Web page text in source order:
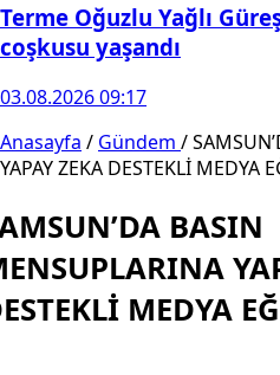
Terme Oğuzlu Yağlı
coşkusu yaşandı
03.08.2026 09:17
Anasayfa / Gündem /
YAPAY ZEKA DESTEKLİ MEDYA
BASIN
MEDYA